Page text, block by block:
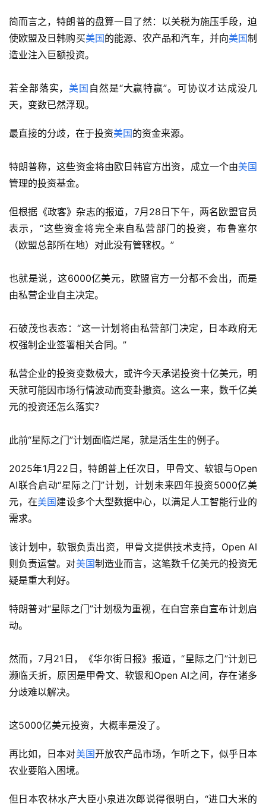
简而言之，特朗普的盘算一目了然：以关税为施压手段，迫
使欧盟及日韩购买美国的能源、农产品和汽车，并向美国制
造业注入巨额投资。
若全部落实，美国 自然是“大赢特赢”。可协议才达成没几
天，变数已然浮现。
最直接的分歧，在于投资美国的资金来源。
特朗普称，这些资金将由欧日韩官方出资，成立一个由美国
管理的投资基金。
但根据《政客》杂志的报道，7月28日下午，两名欧盟官员
表示，“这些资金将完全来自私营部门的投资，布鲁塞尔
（欧盟总部所在地）对此没有管辖权。”
也就是说，这6000亿美元，欧盟官方一分都不会出，而是
由私营企业自主决定。
石破茂也表态：“这一计划将由私营部门决定，日本政府无
权强制企业签署相关合同。”
私营企业的投资变数极大，或许今天承诺投资十亿美元，明
天就可能因市场行情波动而变卦撤资。这么一来，数千亿美
元的投资还怎么落实？
此前“星际之门”计划面临烂尾，就是活生生的例子。
2025年1月22日，特朗普上任次日，甲骨文、软银与Open
AI联合启动“星际之门”计划，计划未来四年投资5000亿美
元，在美国建设多个大型数据中心，以满足人工智能行业的
需求。
该计划中，软银负责出资，甲骨文提供技术支持，Open AI
则负责运营。对美国制造业而言，这笔数千亿美元的投资无
疑是重大利好。
特朗普对“星际之门”计划极为重视，在白宫亲自宣布计划启
动。
然而，7月21日，《华尔街日报》报道，“星际之门”计划已
濒临夭折，原因是甲骨文、软银和Open AI之间，存在诸多
分歧难以解决。
这5000亿美元投资，大概率是没了。
再比如，日本对美国开放农产品市场，乍听之下，似乎日本
农业要陷入困境。
但日本农林水产大臣小泉进次郎说得很明白，“进口大米的